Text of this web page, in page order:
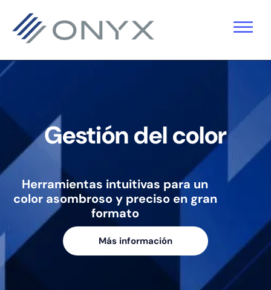
navegación
principal
de
Gestión del color
Herramientas intuitivas para un
color asombroso y preciso en gran
formato
Más información